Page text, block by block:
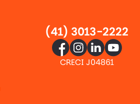
(41) 3013-2222
CRECI J04861